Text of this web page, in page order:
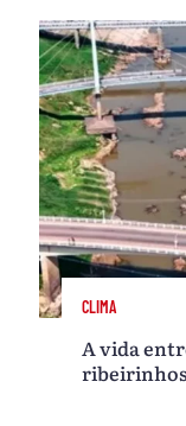
CLIMA
A vida
ribeirinhos